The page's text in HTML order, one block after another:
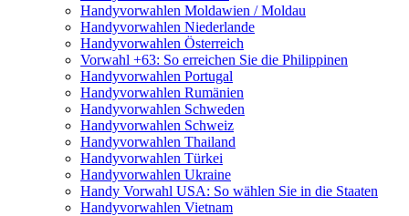
Handyvorwahlen Moldawien / Moldau
Handyvorwahlen Niederlande
Handyvorwahlen Österreich
Vorwahl +63: So erreichen Sie die Philippinen
Handyvorwahlen Portugal
Handyvorwahlen Rumänien
Handyvorwahlen Schweden
Handyvorwahlen Schweiz
Handyvorwahlen Thailand
Handyvorwahlen Türkei
Handyvorwahlen Ukraine
Handy Vorwahl USA: So wählen Sie in die Staaten
Handyvorwahlen Vietnam